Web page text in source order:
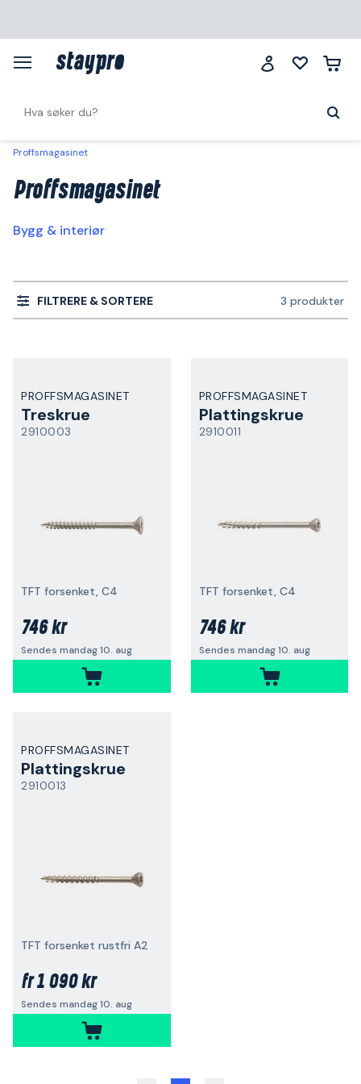
Proffsmagasinet
Proffsmagasinet
Bygg & interiør
FILTRERE & SORTERE 3 produkter
PROFFSMAGASINET
Treskrue
2910003
TFT forsenket, C4
746 kr
Sendes mandag 10. aug
PROFFSMAGASINET
Plattingskrue
2910011
TFT forsenket, C4
746 kr
Sendes mandag 10. aug
PROFFSMAGASINET
Plattingskrue
2910013
TFT forsenket rustfri A2
fr1 090 kr
Sendes mandag 10. aug